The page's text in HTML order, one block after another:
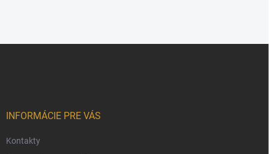
INFORMÁCIE PRE VÁS
Kontakty